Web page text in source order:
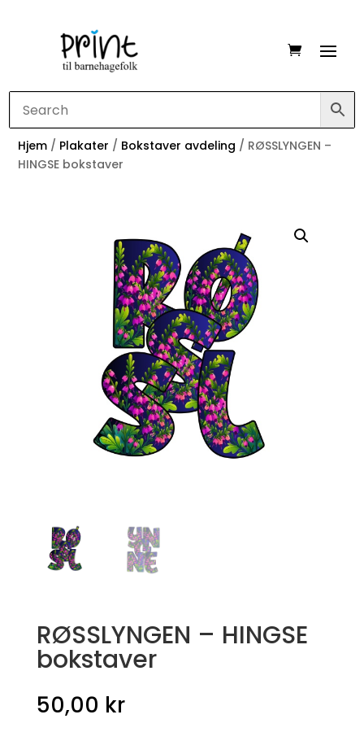
Hjem / Plakater / Bokstaver avdeling / RØSSLYNGEN –
HINGSE bokstaver
RØSSLYNGEN – HINGSE
bokstaver
50,00 kr